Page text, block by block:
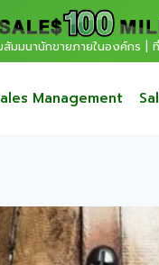
มนานักขายภายในองค์กร |
Management